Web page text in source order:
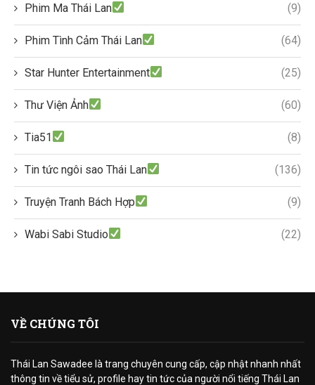
Phim Ma Thái Lan (9)
Phim Tình Cảm Thái Lan (64)
Star Hunter Entertainment (25)
Thư Viện Ảnh (60)
Tia51 (8)
Tin tức ngôi sao Thái Lan (136)
Truyện Tranh Bách Hợp (9)
Wabi Sabi Studio (22)
VỀ CHÚNG TÔI
Thái Lan Sawadee là trang chuyên cung cấp, cập nhật nhanh nhất
thông tin về tiểu sử, profile hay tin tức của người nổi tiếng Thái Lan